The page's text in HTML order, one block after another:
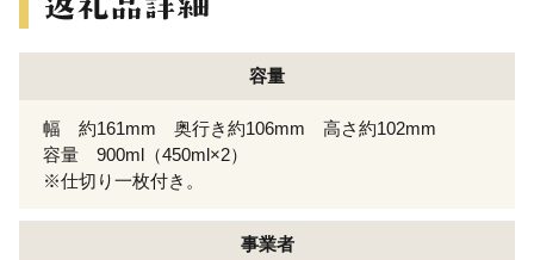
容量
幅 約161mm 奥行き約106mm 高さ約102mm
容量 900ml（450ml×2）
※仕切り一枚付き。
事業者